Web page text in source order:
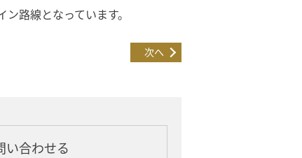
路線となっています。
次へ
い合わせる